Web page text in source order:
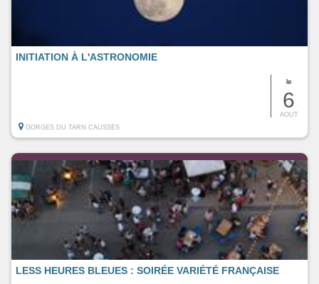
le
6
AOUT
INITIATION À L'ASTRONOMIE
GORGES DU TARN CAUSSES
LESS HEURES BLEUES : SOIRÉE VARIÉTÉ FRANÇAISE